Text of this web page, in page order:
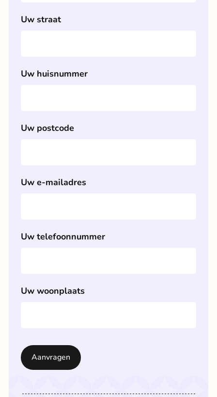
Uw straat
Uw huisnummer
Uw postcode
Uw e-mailadres
Uw telefoonnummer
Uw woonplaats